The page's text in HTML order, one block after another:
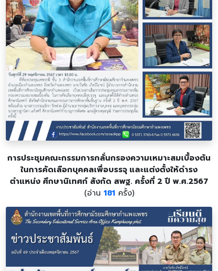
การประชุมคณะกรรมการกลั่นกรองความเหมาะสมเบื้องต้น
ในการคัดเลือกบุคคลเพื่อบรรจุ และแต่งตั้งให้ดำรง
ตำแหน่ง ศึกษานิเทศก์ สังกัด สพฐ. ครั้งที่ 2 ปี พ.ศ.2567
(อ่าน 181 ครั้ง)